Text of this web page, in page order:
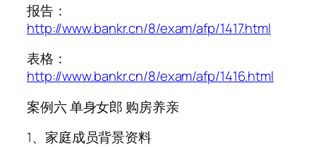
报告：
http://www.bankr.cn/8/exam/afp/1417.html
表格：
http://www.bankr.cn/8/exam/afp/1416.html
案例六 单身女郎 购房养亲
1、家庭成员背景资料